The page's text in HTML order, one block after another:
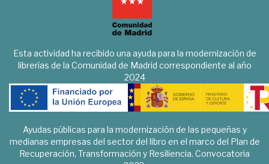
Esta actividad ha recibido una ayuda para la modernización de
librerías de la Comunidad de Madrid correspondiente al año
2024
Ayudas públicas para la modernización de las pequeñas y
medianas empresas del sector del libro en el marco del Plan de
Recuperación, Transformación y Resiliencia. Convocatoria